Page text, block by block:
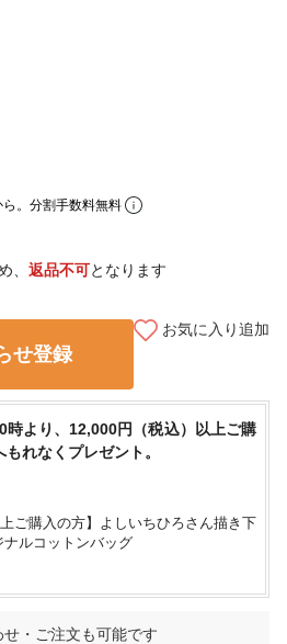
ら。分割手数料無料
、 返品不可となります
せ登録
お気に入り追加
時より、12,000円（税込）以上ご購
れなくプレゼント。
上ご購入の方】よしいちひろさん描き下
ナルコットンバッグ
・ご注文も可能です